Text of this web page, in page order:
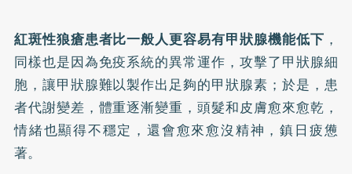
紅斑性狼瘡患者比一般人更容易有甲狀腺機能低下 ，
同樣也是因為免疫系統的異常運作，攻擊了甲狀腺細
胞，讓甲狀腺難以製作出足夠的甲狀腺素；於是，患
者代謝變差，體重逐漸變重，頭髮和皮膚愈來愈乾，
情緒也顯得不穩定，還會愈來愈沒精神，鎮日疲憊
著。